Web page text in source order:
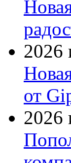
2026
от
2026